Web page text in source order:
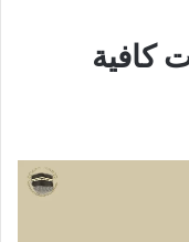
كافية